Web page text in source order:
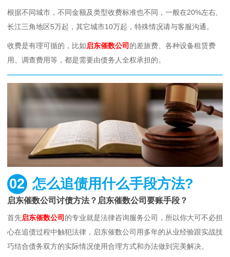
根据不同城市，不同金额及类型收费标准也不同，一般在20%左右,
长江三角地区5万起，其它城市10万起，特殊情况请与客服沟通。
收费是有理可循的，比如启东催数公司 的差旅费、各种设备租赁费
用、调查费用等，都是需要由债务人全权承担的。
02 怎么追债用什么手段方法?
启东催数公司讨债方法？启东催数公司要账手段？
首先启东催数公司 的专业就是法律咨询服务公司，所以你大可不必担
心在追债过程中触犯法律，启东催数公司用多年的从业经验跟实战技
巧结合债务双方的实际情况使用合理方式和办法做到完美解决。